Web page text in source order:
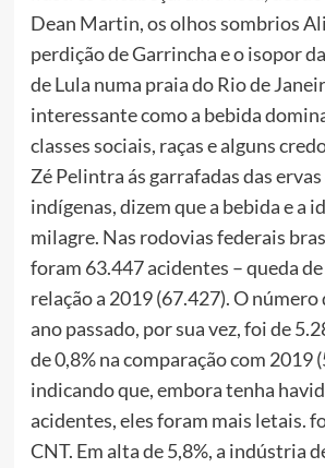
Dean Martin, os olhos sombrios
perdição de Garrincha e o isopor
de Lula numa praia do Rio de
interessante como a bebida
classes sociais, raças e alguns
Zé Pelintra ás garrafadas das
indígenas, dizem que a bebida e a
milagre. Nas rodovias federais
foram 63.447 acidentes – queda de
relação a 2019 (67.427). O
ano passado, por sua vez, foi de
de 0,8% na comparação com 2019
indicando que, embora tenha
acidentes, eles foram mais letais.
CNT. Em alta de 5,8%, a indústria